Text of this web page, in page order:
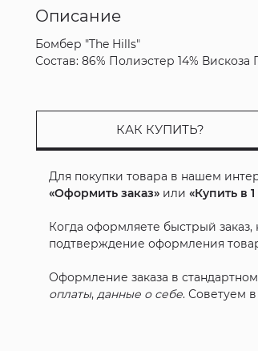
Описание
Бомбер "The Hills"
Состав: 86% Полиэстер 14% Вискоза
КАК КУПИТЬ?
Для покупки товара в нашем
«Оформить заказ» или«Купить в
Когда оформляете быстрый
подтверждение оформления
Оформление заказа в
оплаты,данные о себе. Советуем